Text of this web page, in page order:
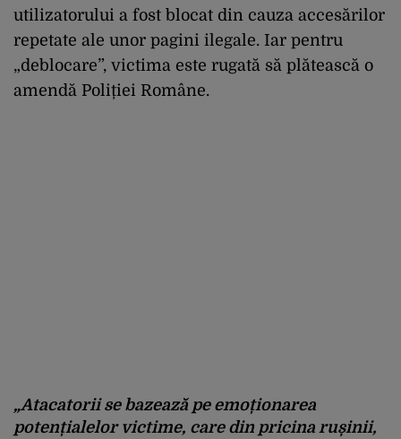
utilizatorului a fost blocat din cauza accesărilor
repetate ale unor pagini ilegale. Iar pentru
„deblocare”, victima este rugată să plătească o
amendă Poliției Române.
„Atacatoriise bazează pe emoționarea
potențialelor victime, care din pricina rușinii,